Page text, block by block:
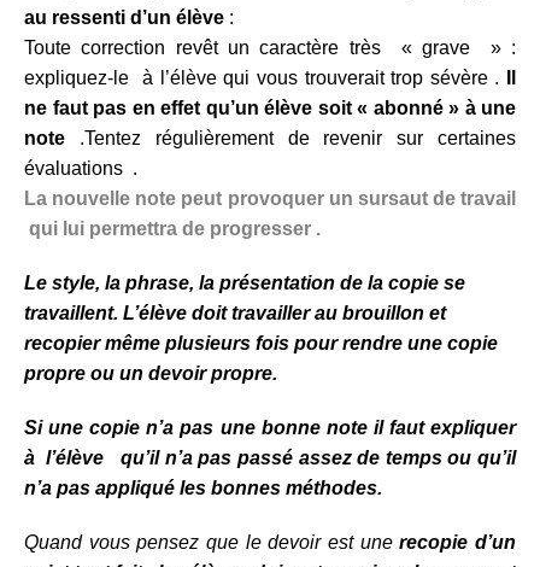
au ressenti d’un élève :
Toute correction revêt un caractère très « grave » :
expliquez-le à l’élève qui vous trouverait trop sévère .
ne faut pas en effet qu’un élève soit « abonné » à une
note .Tentez régulièrement de revenir sur certaines
évaluations .
La nouvelle note peut provoquer un sursaut de travail
qui lui permettra de progresser .
Le style, la phrase, la présentation de la copie se
travaillent. L’élève doit travailler au brouillon et
recopier même plusieurs fois pour rendre une copie
propre ou un devoir propre.
Si une copie n’a pas une bonne note il faut expliquer
à l’élève qu’il n’a pas passé assez de temps ou qu’il
n’a pas appliqué les bonnes méthodes.
Quand vous pensez que le devoir est unerecopie d’un